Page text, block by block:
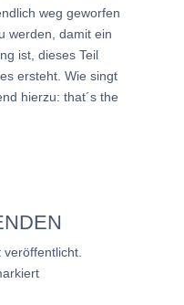
weg geworfen
werden, damit ein
ist, dieses Teil
ersteht. Wie singt
hierzu: that´s the